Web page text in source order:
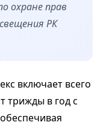
охране прав
РК
включает всего
трижды в год с